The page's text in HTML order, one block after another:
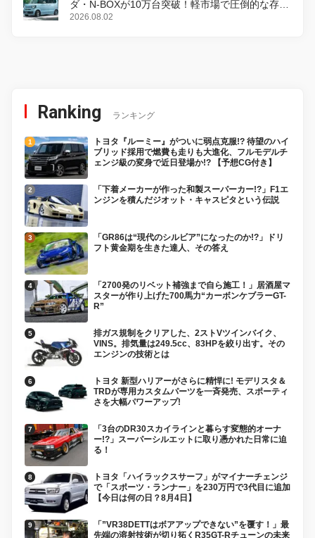
ダ・N-BOXが10万台突破！軽市場で圧倒的な存在
感
2026.08.02
Ranking ランキング
トヨタ『ルーミー』がついに弱点克服!? 待望のハイ
ブリッド採用で燃費も走りも大進化、フルモデルチ
ェンジ級の変身で近日登場か!? 【予想CG付き】
「下着メーカーが作った和製スーパーカー!?」F1エ
ンジンを積んだジオット・キャスピタという伝説
「GR86は“現代のシルビア”になったのか!?」ドリ
フト黄金期を生きた達人、その答え
「2700発のリベット補強まで自ら施工！」居酒屋マ
スターが作り上げた700馬力“カーボンケブラーGT-
R”
排ガス規制をクリアした、2ストVツインバイク、
VINS。排気量は249.5cc、83HPを絞り出す。その
エンジンの技術とは
トヨタ 新型ハリアーがさらに精悍に! モデリスタ＆
TRDが専用カスタムパーツを一斉発売、スポーティ
さを大幅パワーアップ!
「3台のDR30スカイラインと暮らす変態的オーナ
ー!?」スーパーシルエットに取り憑かれた日常に迫
る！
トヨタ「ハイラックスサーフ」がマイナーチェンジ
で「スポーツ・ランナー」を230万円で3代目に追加
【今日は何の日？8月4日】
「”VR38DETTはボアアップできない”を覆す！」最
先端の溶射技術が切り拓くR35GT-Rチューンの未来